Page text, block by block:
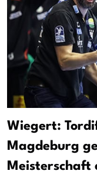
Wiegert:
Magdeburg
Meisterschaft